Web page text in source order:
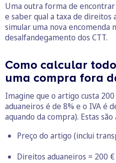
Uma outra forma de
e saber qual a taxa de direitos
simular uma nova encomenda
desalfandegamento dos CTT.
Como calcular
uma compra fora
Imagine que o artigo custa
aduaneiros é de 8% e o IVA é
aquando da compra). Estas
Preço do artigo (inclui
Direitos aduaneiros = 200